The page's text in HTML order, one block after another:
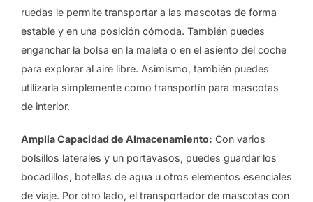
ruedas le permite transportar a las mascotas de forma
estable y en una posición cómoda. También puedes
enganchar la bolsa en la maleta o en el asiento del coche
para explorar al aire libre. Asimismo, también puedes
utilizarla simplemente como transportín para mascotas
de interior.
Amplia Capacidad de Almacenamiento: Con varios
bolsillos laterales y un portavasos, puedes guardar los
bocadillos, botellas de agua u otros elementos esenciales
de viaje. Por otro lado, el transportador de mascotas con